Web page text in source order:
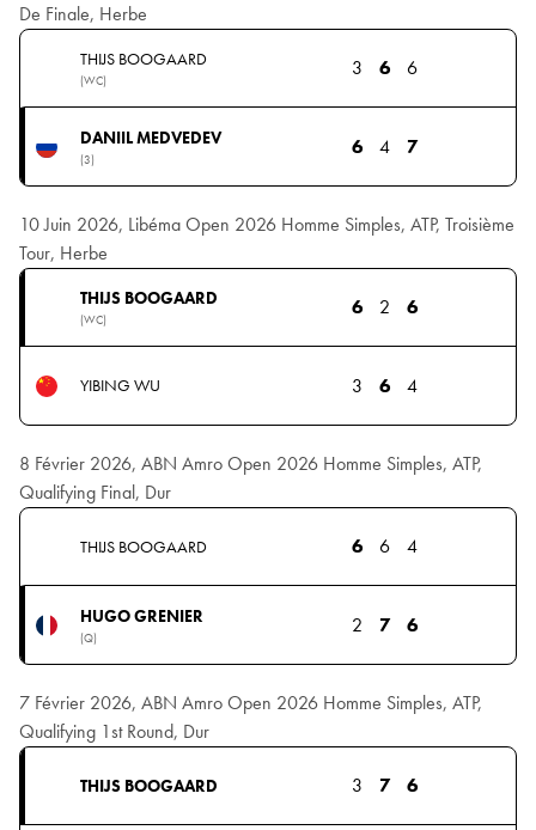
De Finale, Herbe
THIJS BOOGAARD
(WC)
3 6 6
DANIIL MEDVEDEV
(3)
6 4 7
10 Juin 2026, Libéma Open 2026 Homme Simples, ATP, Troisième
Tour, Herbe
THIJS BOOGAARD
(WC)
6 2 6
YIBING WU 3 6 4
8 Février 2026, ABN Amro Open 2026 Homme Simples, ATP,
Qualifying Final, Dur
THIJS BOOGAARD 6 6 4
HUGO GRENIER
(Q)
2 7 6
7 Février 2026, ABN Amro Open 2026 Homme Simples, ATP,
Qualifying 1st Round, Dur
THIJS BOOGAARD 3 7 6